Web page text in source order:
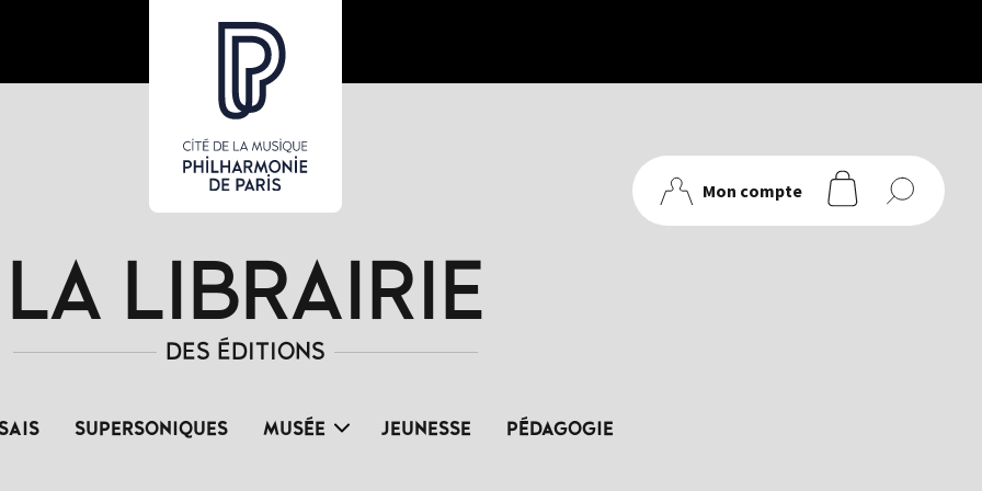
LA LIBRAIRIE
DES ÉDITIONS
SUPERSONIQUES MUSÉE JEUNESSE PÉDAGOGIE
Mon compte
articles